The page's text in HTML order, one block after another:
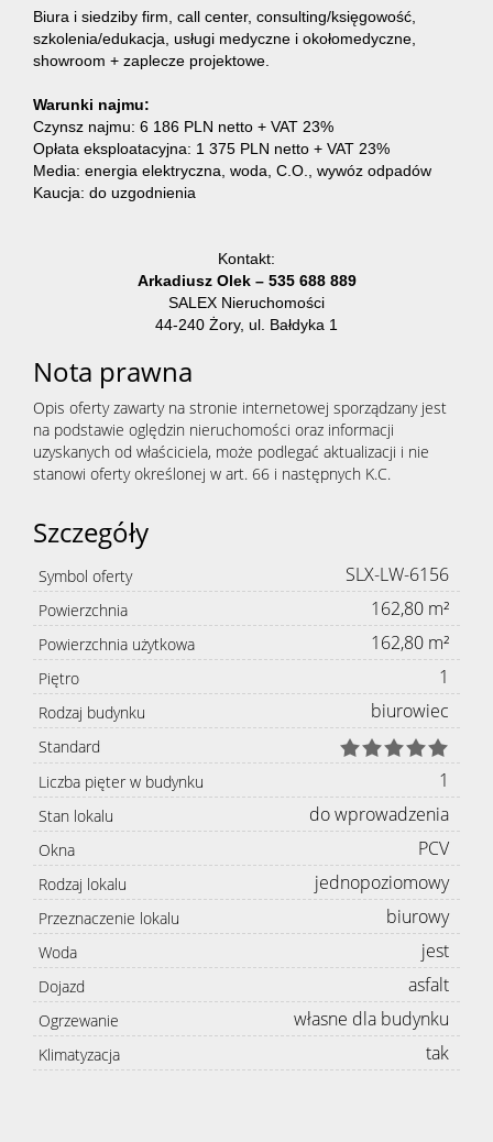
Biura i siedziby firm, call center, consulting/księgowość,
szkolenia/edukacja, usługi medyczne i okołomedyczne,
showroom + zaplecze projektowe.
Warunki najmu:
Czynsz najmu: 6 186 PLN netto + VAT 23%
Opłata eksploatacyjna: 1 375 PLN netto + VAT 23%
Media: energia elektryczna, woda, C.O., wywóz odpadów
Kaucja: do uzgodnienia
Kontakt:
Arkadiusz Olek – 535 688 889
SALEX Nieruchomości
44-240 Żory, ul. Bałdyka 1
Nota prawna
Opis oferty zawarty na stronie internetowej sporządzany jest
na podstawie oględzin nieruchomości oraz informacji
uzyskanych od właściciela, może podlegać aktualizacji i nie
stanowi oferty określonej w art. 66 i następnych K.C.
Szczegóły
Symbol oferty SLX-LW-6156
Powierzchnia 162,80 m²
Powierzchnia użytkowa 162,80 m²
Piętro 1
Rodzaj budynku biurowiec
Standard
Liczba pięter w budynku
1
Stan lokalu do wprowadzenia
Okna PCV
Rodzaj lokalu jednopoziomowy
Przeznaczenie lokalu biurowy
Woda jest
Dojazd asfalt
Ogrzewanie własne dla budynku
Klimatyzacja tak